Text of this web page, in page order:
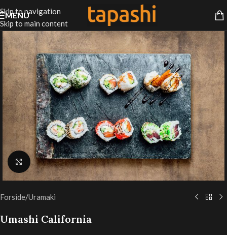
Skip to navigation
Skip to main content
MENU
Klik for at forstørre
Forside/Uramaki
Umashi California